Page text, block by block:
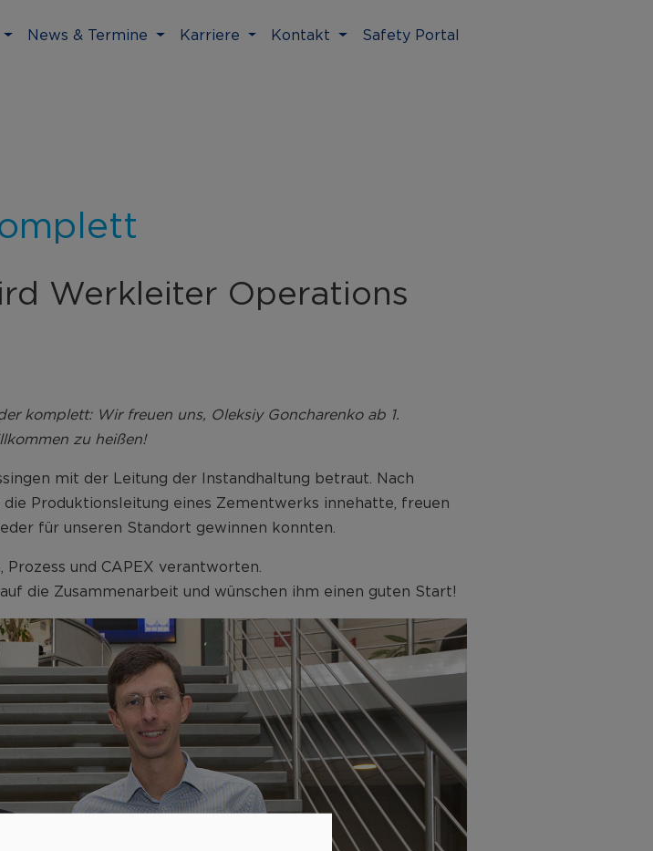
News & Termine Karriere Kontakt Safety Portal
Werkleiter Operations
komplett: Wir freuen uns, Oleksiy Goncharenko ab 1.
zu heißen!
mit der Leitung der Instandhaltung betraut. Nach
Produktionsleitung eines Zementwerks innehatte, freuen
für unseren Standort gewinnen konnten.
und CAPEX verantworten.
die Zusammenarbeit und wünschen ihm einen guten Start!